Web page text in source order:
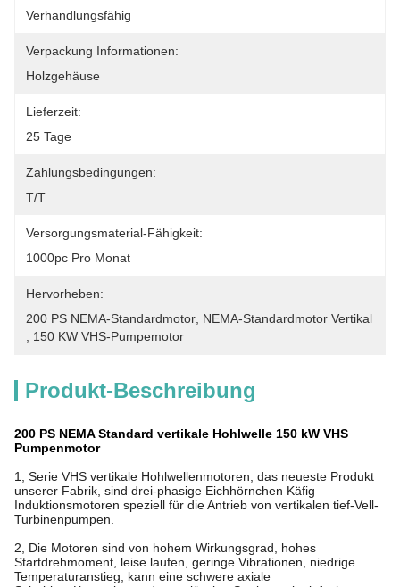
Verhandlungsfähig
Verpackung Informationen:
Holzgehäuse
Lieferzeit:
25 Tage
Zahlungsbedingungen:
T/T
Versorgungsmaterial-Fähigkeit:
1000pc Pro Monat
Hervorheben:
200 PS NEMA-Standardmotor NEMA-Standardmotor Vertikal
150 KW VHS-Pumpemotor
Produkt-Beschreibung
200 PS NEMA Standard vertikale Hohlwelle 150 kW VHS
Pumpenmotor
1, Serie VHS vertikale Hohlwellenmotoren, das neueste Produkt
unserer Fabrik, sind drei-phasige Eichhörnchen Käfig
Induktionsmotoren speziell für die Antrieb von vertikalen tief-Vell-
Turbinenpumpen.
2, Die Motoren sind von hohem Wirkungsgrad, hohes
Startdrehmoment, leise laufen, geringe Vibrationen, niedrige
Temperaturanstieg, kann eine schwere axiale